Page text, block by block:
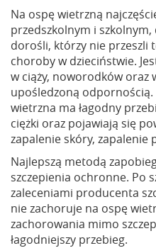
Na ospę wietrzną
przedszkolnym i szkolnym,
dorośli, którzy nie przeszli
choroby w dzieciństwie.
w ciąży, noworodków oraz
upośledzoną odpornością.
wietrzna ma łagodny
ciężki oraz pojawiają się
zapalenie skóry, zapalenie
Najlepszą metodą
szczepienia ochronne. Po
zaleceniami producenta
nie zachoruje na ospę
zachorowania mimo
łagodniejszy przebieg.